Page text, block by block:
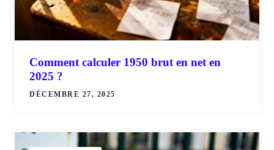
Comment calculer 1950 brut en net en
2025 ?
DÉCEMBRE 27, 2025